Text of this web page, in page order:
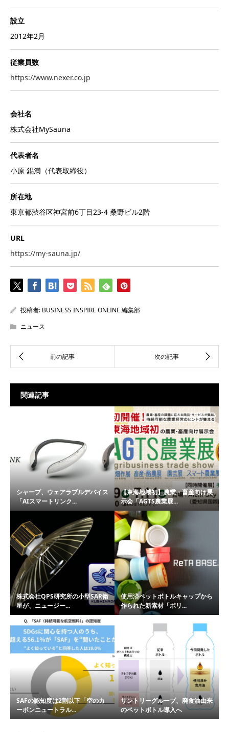
設立
2012年2月
従業員数
https://www.nexer.co.jp
会社名
株式会社MySauna
代表者名
小原 錫満（代表取締役）
所在地
東京都渋谷区神宮前6丁目23-4 桑野ビル2階
URL
https://my-sauna.jp/
投稿者: BUSINESS INSPIRE ONLINE 編集部
ニュース
関連記事
シャープ、ウェアラブルデバイス
「AIスマートリンク...
【東海地域初】農業・畜産向け展
示会「AGTS農業展...
株式会社QPS研究所の小型SAR衛
星が、ニュージー...
使用済ペットボトルキャップから
作られた新素材「ポリ...
SAFの認知度は2割以下「空のカ
ーボンニュートラル...
サントリーグループ、廃食油由来
のペットボトル導入へ